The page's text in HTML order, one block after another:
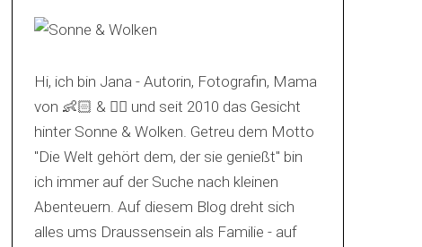
Hi, ich bin Jana - Autorin, Fotografin, Mama
von 👶🏻 & 🐕‍🦺 und seit 2010 das Gesicht
hinter Sonne & Wolken. Getreu dem Motto
"Die Welt gehört dem, der sie genießt" bin
ich immer auf der Suche nach kleinen
Abenteuern. Auf diesem Blog dreht sich
alles ums Draussensein als Familie - auf